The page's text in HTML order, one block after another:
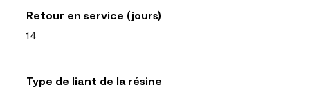
Retour en service (jours)
14
Type de liant de la résine